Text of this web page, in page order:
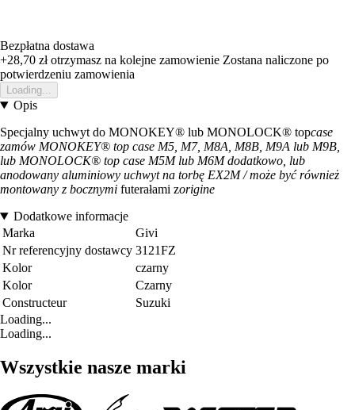
Bezpłatna dostawa
+28,70 złotrzymasz na kolejne zamowienie Zostana naliczone po
potwierdzeniu zamowienia
Loading...
Opis
Specjalny uchwyt do MONOKEY® lub MONOLOCK® topcase
zamów MONOKEY® top case M5, M7, M8A, M8B, M9A lub M9B,
lub MONOLOCK® top case M5M lub M6M dodatkowo, lub
anodowany aluminiowy uchwyt na torbę EX2M / może być również
montowany z bocznymi futerałami zorigine
Dodatkowe informacje
Marka
Givi
Nr referencyjny dostawcy 3121FZ
Kolor
czarny
Kolor
Czarny
Constructeur
Suzuki
Loading...
Loading...
Wszystkie nasze marki